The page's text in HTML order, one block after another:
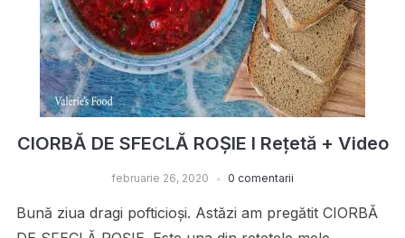
CIORBĂ DE SFECLĂ ROȘIE I Rețetă + Video
februarie 26, 2020 0 comentarii
Bună ziua dragi pofticioși. Astăzi am pregătit CIORBĂ